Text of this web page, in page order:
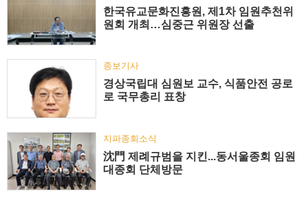
한국유교문화진흥원, 제1차 임원추천위
원회 개최…심중근 위원장 선출
종보기사
경상국립대 심원보 교수, 식품안전 공로
로 국무총리 표창
지파종회소식
沈門 제례규범을 지킨...동서울종회 임원
대종회 단체방문